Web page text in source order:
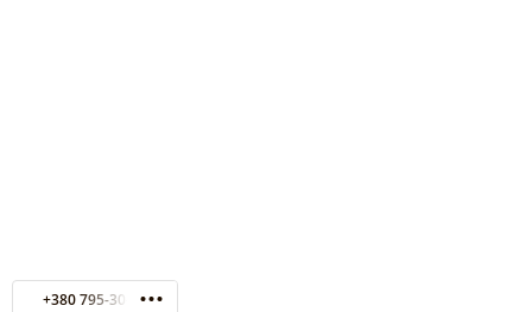
+380 795-30-04